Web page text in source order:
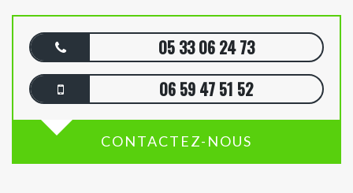
05 33 06 24 73
06 59 47 51 52
CONTACTEZ-NOUS